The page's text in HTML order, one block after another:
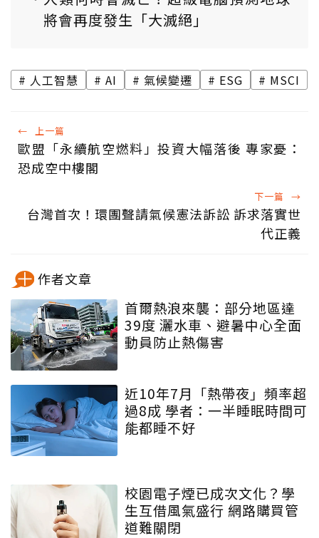
將會再度發生「大滅絕」
人工智慧 AI 氣候變遷 ESG MSCI
← 上一篇
歐盟「永續航空燃料」投資大幅落後 專家憂：
恐成空中樓閣
下一篇 →
台灣首次！環團聲請氣候憲法訴訟 訴求落實世
代正義
作者文章
首爾熱浪來襲：部分地區達
39度 灑水車、避暑中心全面
動員防止熱傷害
近10年7月「熱帶夜」頻率超
過8成 學者：一半睡眠時間可
能都睡不好
校園電子煙已成次文化？學
生互借風氣盛行 網路購買管
道難關閉